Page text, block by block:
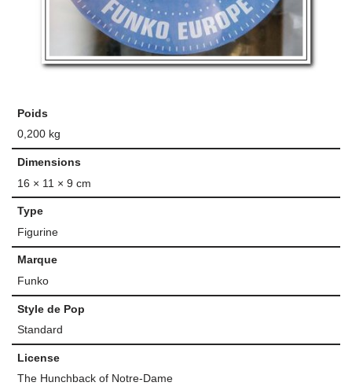
Poids
0,200 kg
Dimensions
16 × 11 × 9 cm
Type
Figurine
Marque
Funko
Style de Pop
Standard
License
The Hunchback of Notre-Dame